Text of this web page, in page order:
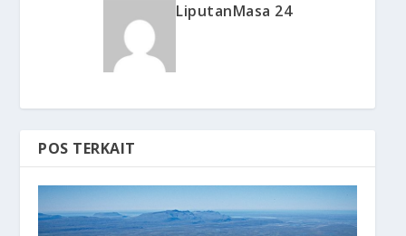
LiputanMasa 24
POS TERKAIT